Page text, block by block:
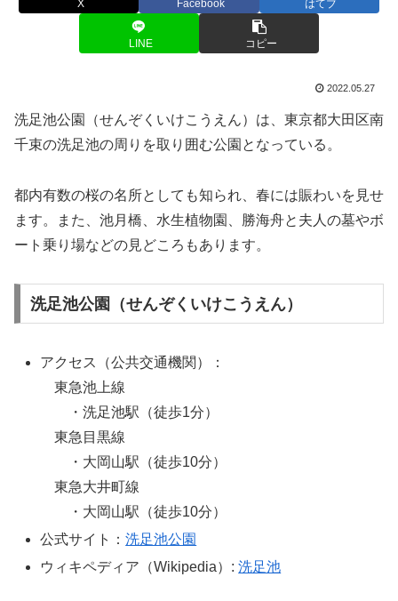
X Facebook はてブ
LINE コピー
2022.05.27
洗足池公園（せんぞくいけこうえん）は、東京都大田区南
千束の洗足池の周りを取り囲む公園となっている。
都内有数の桜の名所としても知られ、春には賑わいを見せ
ます。また、池月橋、水生植物園、勝海舟と夫人の墓やボ
ート乗り場などの見どころもあります。
洗足池公園（せんぞくいけこうえん）
アクセス（公共交通機関）：
東急池上線
・洗足池駅（徒歩1分）
東急目黒線
・大岡山駅（徒歩10分）
東急大井町線
・大岡山駅（徒歩10分）
公式サイト：洗足池公園
ウィキペディア（Wikipedia）:洗足池